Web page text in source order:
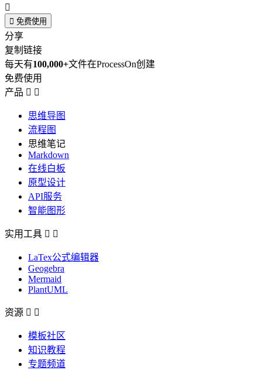

 免费使用
分享
复制链接
每天有100,000+文件在ProcessOn创建
免费使用
产品  
思维导图
流程图
思维笔记
Markdown
在线白板
原型设计
API服务
智能图形
实用工具  
LaTex公式编辑器
Geogebra
Mermaid
PlantUML
资源  
模板社区
知识教程
专题频道